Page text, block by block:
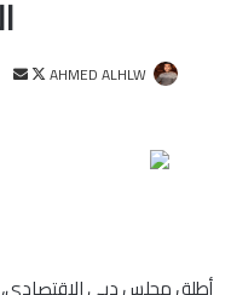
AHMED ALHLW
تابع